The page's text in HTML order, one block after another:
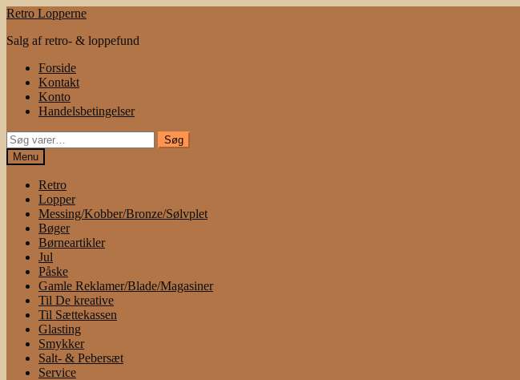
Spring
navigation
Spring
indhold
Retro Lopperne
Salg af retro- & loppefund
Forside
Kontakt
Konto
Handelsbetingelser
Søg
efter:
Søg
Menu
Retro
Lopper
Messing/Kobber/Bronze/Sølvplet
Bøger
Børneartikler
Jul
Påske
Gamle Reklamer/Blade/Magasiner
Til De kreative
Til Sættekassen
Glasting
Smykker
Salt- & Pebersæt
Service